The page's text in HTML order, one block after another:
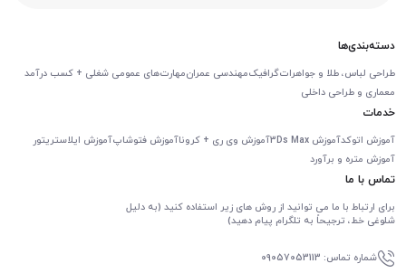
دسته‌بندی‌ها
طراحی لباس، طلا و جواهراتگرافیکمهندسی عمرانمهارت‌های عمومی شغلی + کسب درآمد
معماری و طراحی داخلی
خدمات
آموزش اتوکدآموزش 3Ds Max آموزش وی ری + کروناآموزش فتوشاپآموزش ایلاستریتور
آموزش متره و برآورد
تماس با ما
برای ارتباط با ما می توانید از روش های زیر استفاده کنید (به دلیل
شلوغی خط، ترجیحاً به تلگرام پیام دهید)
شماره تماس: 09057053113